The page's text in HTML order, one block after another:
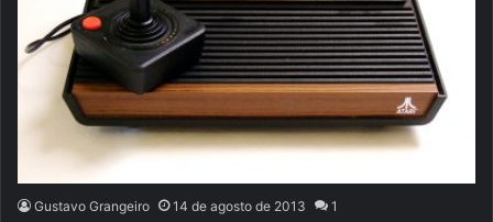
Gustavo Grangeiro 14 de agosto de 2013 1